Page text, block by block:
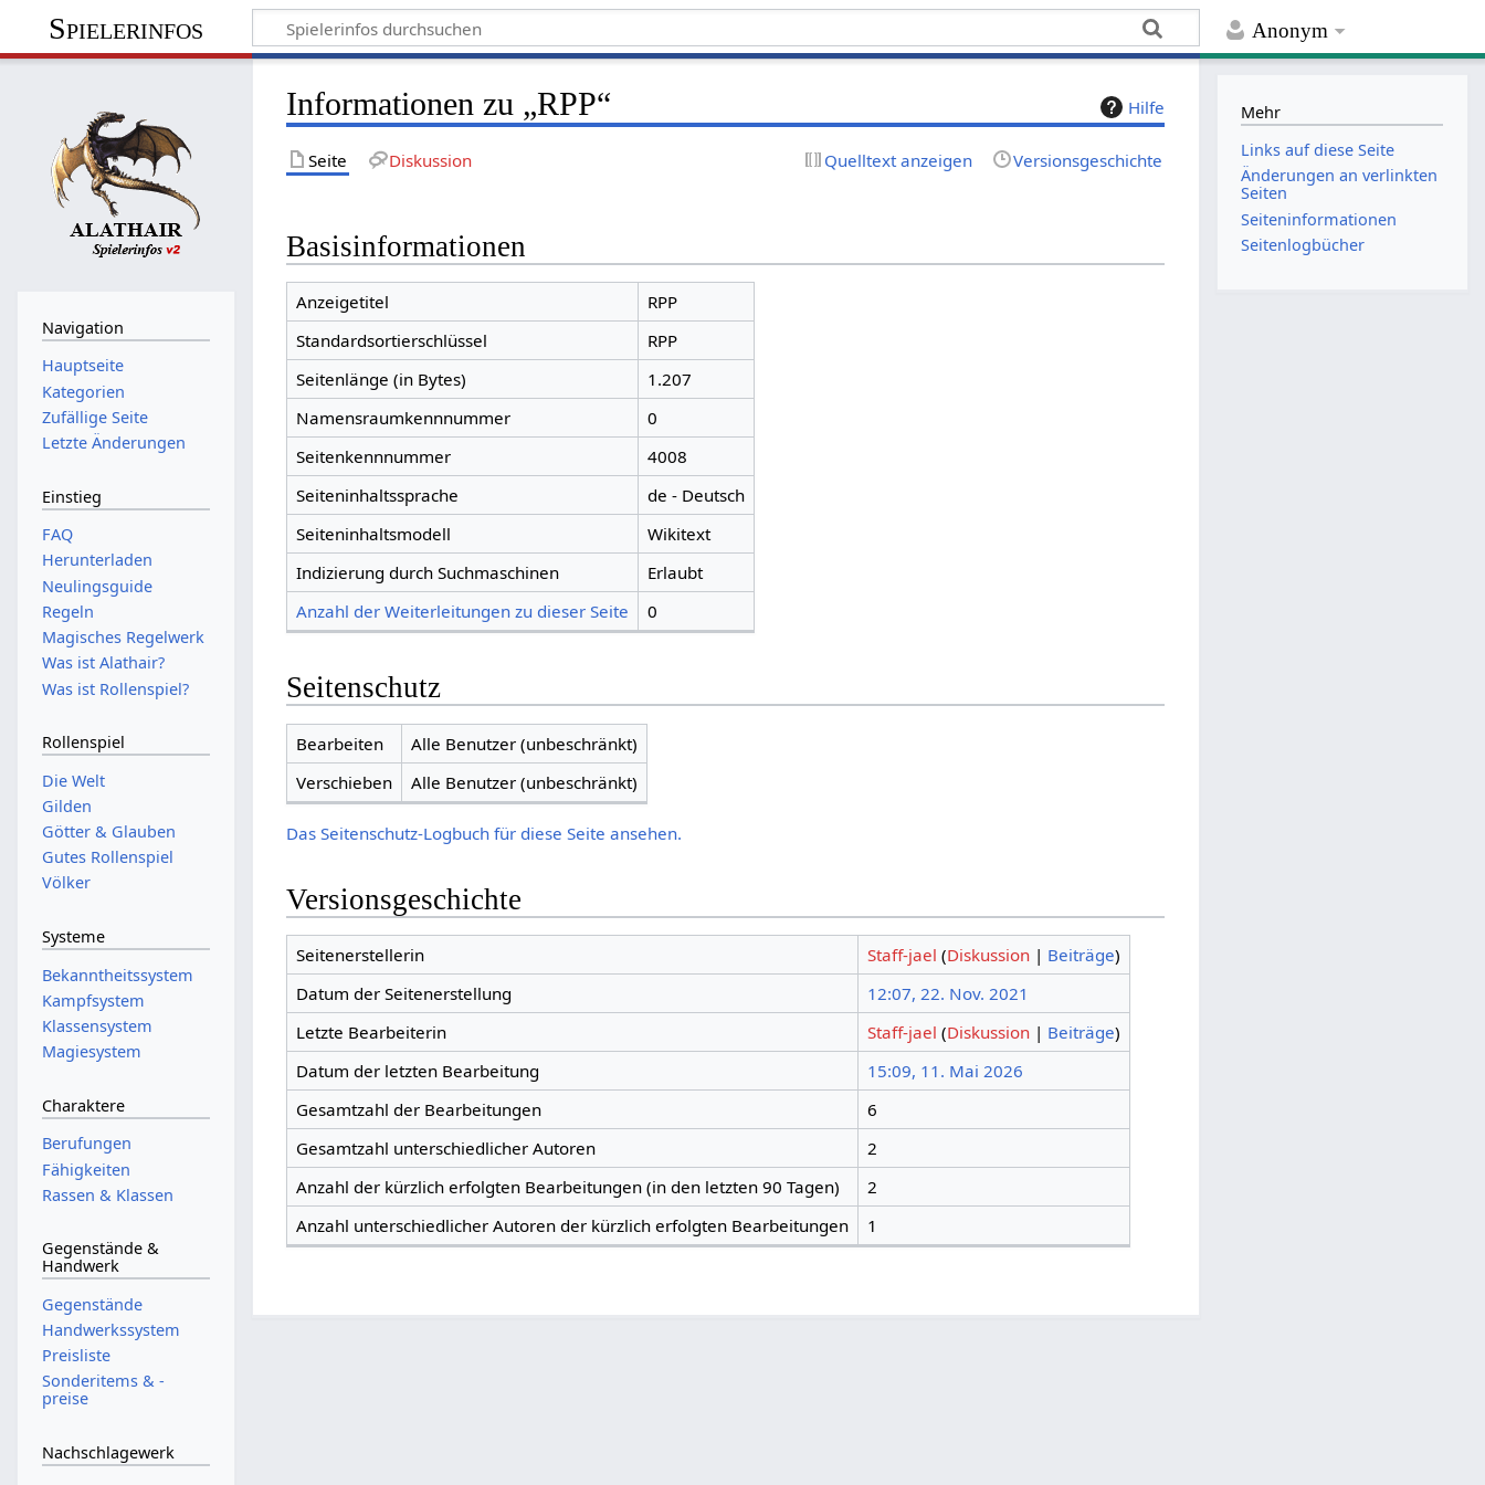
Anonym
Spielerinfos
Hilfe
Informationen zu „RPP“
Seite Diskussion Quelltext anzeigen Versionsgeschichte
Basisinformationen
Anzeigetitel
RPP
Standardsortierschlüssel
RPP
Seitenlänge (in Bytes)
1.207
Namensraumkennnummer
0
Seitenkennnummer
4008
Seiteninhaltssprache
de - Deutsch
Seiteninhaltsmodell
Wikitext
Indizierung durch Suchmaschinen
Erlaubt
Anzahl der Weiterleitungen zu dieser Seite
0
Seitenschutz
Bearbeiten
Alle Benutzer (unbeschränkt)
Verschieben
Alle Benutzer (unbeschränkt)
Das Seitenschutz-Logbuch für diese Seite ansehen.
Versionsgeschichte
Seitenerstellerin Staff-jael (Diskussion| Beiträge)
Datum der Seitenerstellung
12:07, 22. Nov. 2021
Letzte Bearbeiterin
Staff-jael (Diskussion| Beiträge)
Datum der letzten Bearbeitung
15:09, 11. Mai 2026
Gesamtzahl der Bearbeitungen
6
Gesamtzahl unterschiedlicher Autoren
2
Anzahl der kürzlich erfolgten Bearbeitungen (in den letzten 90 Tagen)
2
Anzahl unterschiedlicher Autoren der kürzlich erfolgten Bearbeitungen
1
Navigation
Hauptseite
Kategorien
Zufällige Seite
Letzte Änderungen
Einstieg
FAQ
Herunterladen
Neulingsguide
Regeln
Magisches Regelwerk
Was ist Alathair?
Was ist Rollenspiel?
Rollenspiel
Die Welt
Gilden
Götter & Glauben
Gutes Rollenspiel
Völker
Systeme
Bekanntheitssystem
Kampfsystem
Klassensystem
Magiesystem
Charaktere
Berufungen
Fähigkeiten
Rassen & Klassen
Gegenstände &
Handwerk
Gegenstände
Handwerkssystem
Preisliste
Sonderitems & -
preise
Nachschlagewerk
Mehr
Links auf diese Seite
Änderungen an verlinkten
Seiten
Seiten­­informationen
Seitenlogbücher